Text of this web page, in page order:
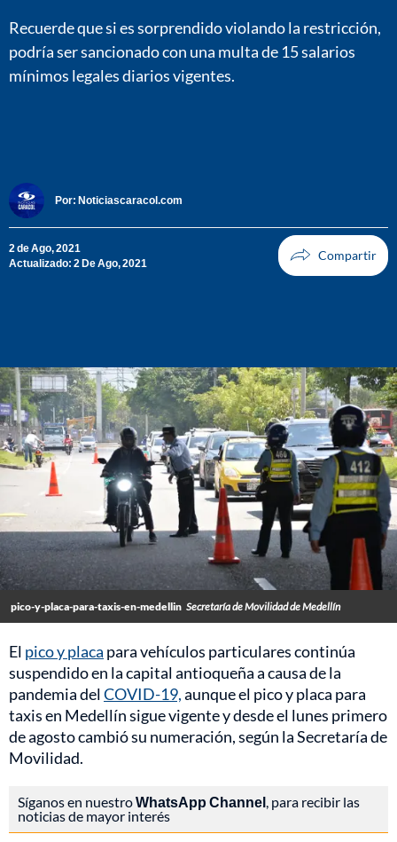
Recuerde que si es sorprendido violando la restricción,
podría ser sancionado con una multa de 15 salarios
mínimos legales diarios vigentes.
Por: Noticiascaracol.com
2 de Ago, 2021
Actualizado: 2 De Ago, 2021
pico-y-placa-para-taxis-en-medellin Secretaría de Movilidad de Medellín
El pico y placa para vehículos particulares continúa
suspendido en la capital antioqueña a causa de la
pandemia delCOVID-19,aunque el pico y placa para
taxis en Medellínsigue vigente y desde el lunes primero
de agosto cambió su numeración, según la Secretaría de
Movilidad.
Síganos en nuestroWhatsApp Channel, para recibir las
noticias de mayor interés